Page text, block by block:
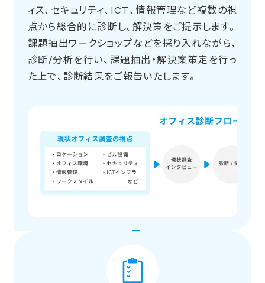
ィス、セキュリティ、ICT、情報管理など複数の視
点から総合的に診断し、解決策をご提示します。
課題抽出ワークショップなどを採り入れながら、
診断/分析を行い、課題抽出・解決案策定を行っ
た上で、診断結果をご報告いたします。